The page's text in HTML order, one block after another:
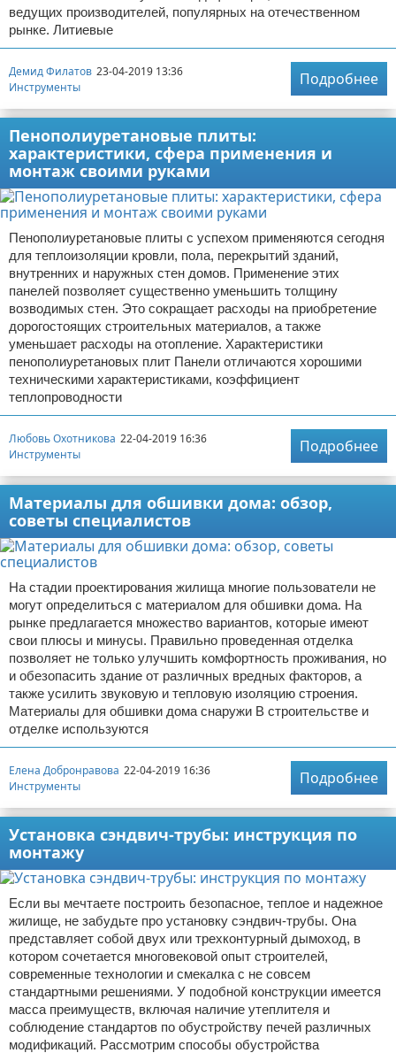
ведущих производителей, популярных на отечественном
рынке. Литиевые
Демид Филатов 23-04-2019 13:36
Инструменты
Подробнее
Пенополиуретановые плиты:
характеристики, сфера применения и
монтаж своими руками
Пенополиуретановые плиты с успехом применяются сегодня
для теплоизоляции кровли, пола, перекрытий зданий,
внутренних и наружных стен домов. Применение этих
панелей позволяет существенно уменьшить толщину
возводимых стен. Это сокращает расходы на приобретение
дорогостоящих строительных материалов, а также
уменьшает расходы на отопление. Характеристики
пенополиуретановых плит Панели отличаются хорошими
техническими характеристиками, коэффициент
теплопроводности
Любовь Охотникова 22-04-2019 16:36
Инструменты
Подробнее
Материалы для обшивки дома: обзор,
советы специалистов
На стадии проектирования жилища многие пользователи не
могут определиться с материалом для обшивки дома. На
рынке предлагается множество вариантов, которые имеют
свои плюсы и минусы. Правильно проведенная отделка
позволяет не только улучшить комфортность проживания, но
и обезопасить здание от различных вредных факторов, а
также усилить звуковую и тепловую изоляцию строения.
Материалы для обшивки дома снаружи В строительстве и
отделке используются
Елена Добронравова 22-04-2019 16:36
Инструменты
Подробнее
Установка сэндвич-трубы: инструкция по
монтажу
Если вы мечтаете построить безопасное, теплое и надежное
жилище, не забудьте про установку сэндвич-трубы. Она
представляет собой двух или трехконтурный дымоход, в
котором сочетается многовековой опыт строителей,
современные технологии и смекалка с не совсем
стандартными решениями. У подобной конструкции имеется
масса преимуществ, включая наличие утеплителя и
соблюдение стандартов по обустройству печей различных
модификаций. Рассмотрим способы обустройства